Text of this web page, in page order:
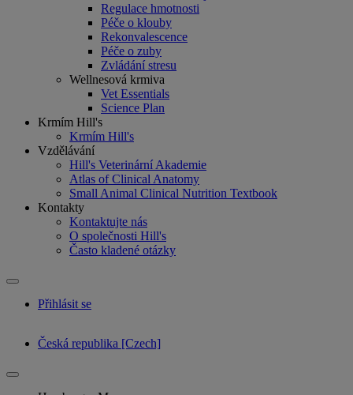
Regulace hmotnosti
Péče o klouby
Rekonvalescence
Péče o zuby
Zvládání stresu
Wellnesová krmiva
Vet Essentials
Science Plan
Krmím Hill's
Krmím Hill's
Vzdělávání
Hill's Veterinární Akademie
Atlas of Clinical Anatomy
Small Animal Clinical Nutrition Textbook
Kontakty
Kontaktujte nás
O společnosti Hill's
Často kladené otázky
Přihlásit se
Česká republika [Czech]